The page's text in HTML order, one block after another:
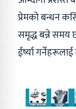
प्रेमको बन्धन
समृद्ध बन्ने समय
ईर्ष्या